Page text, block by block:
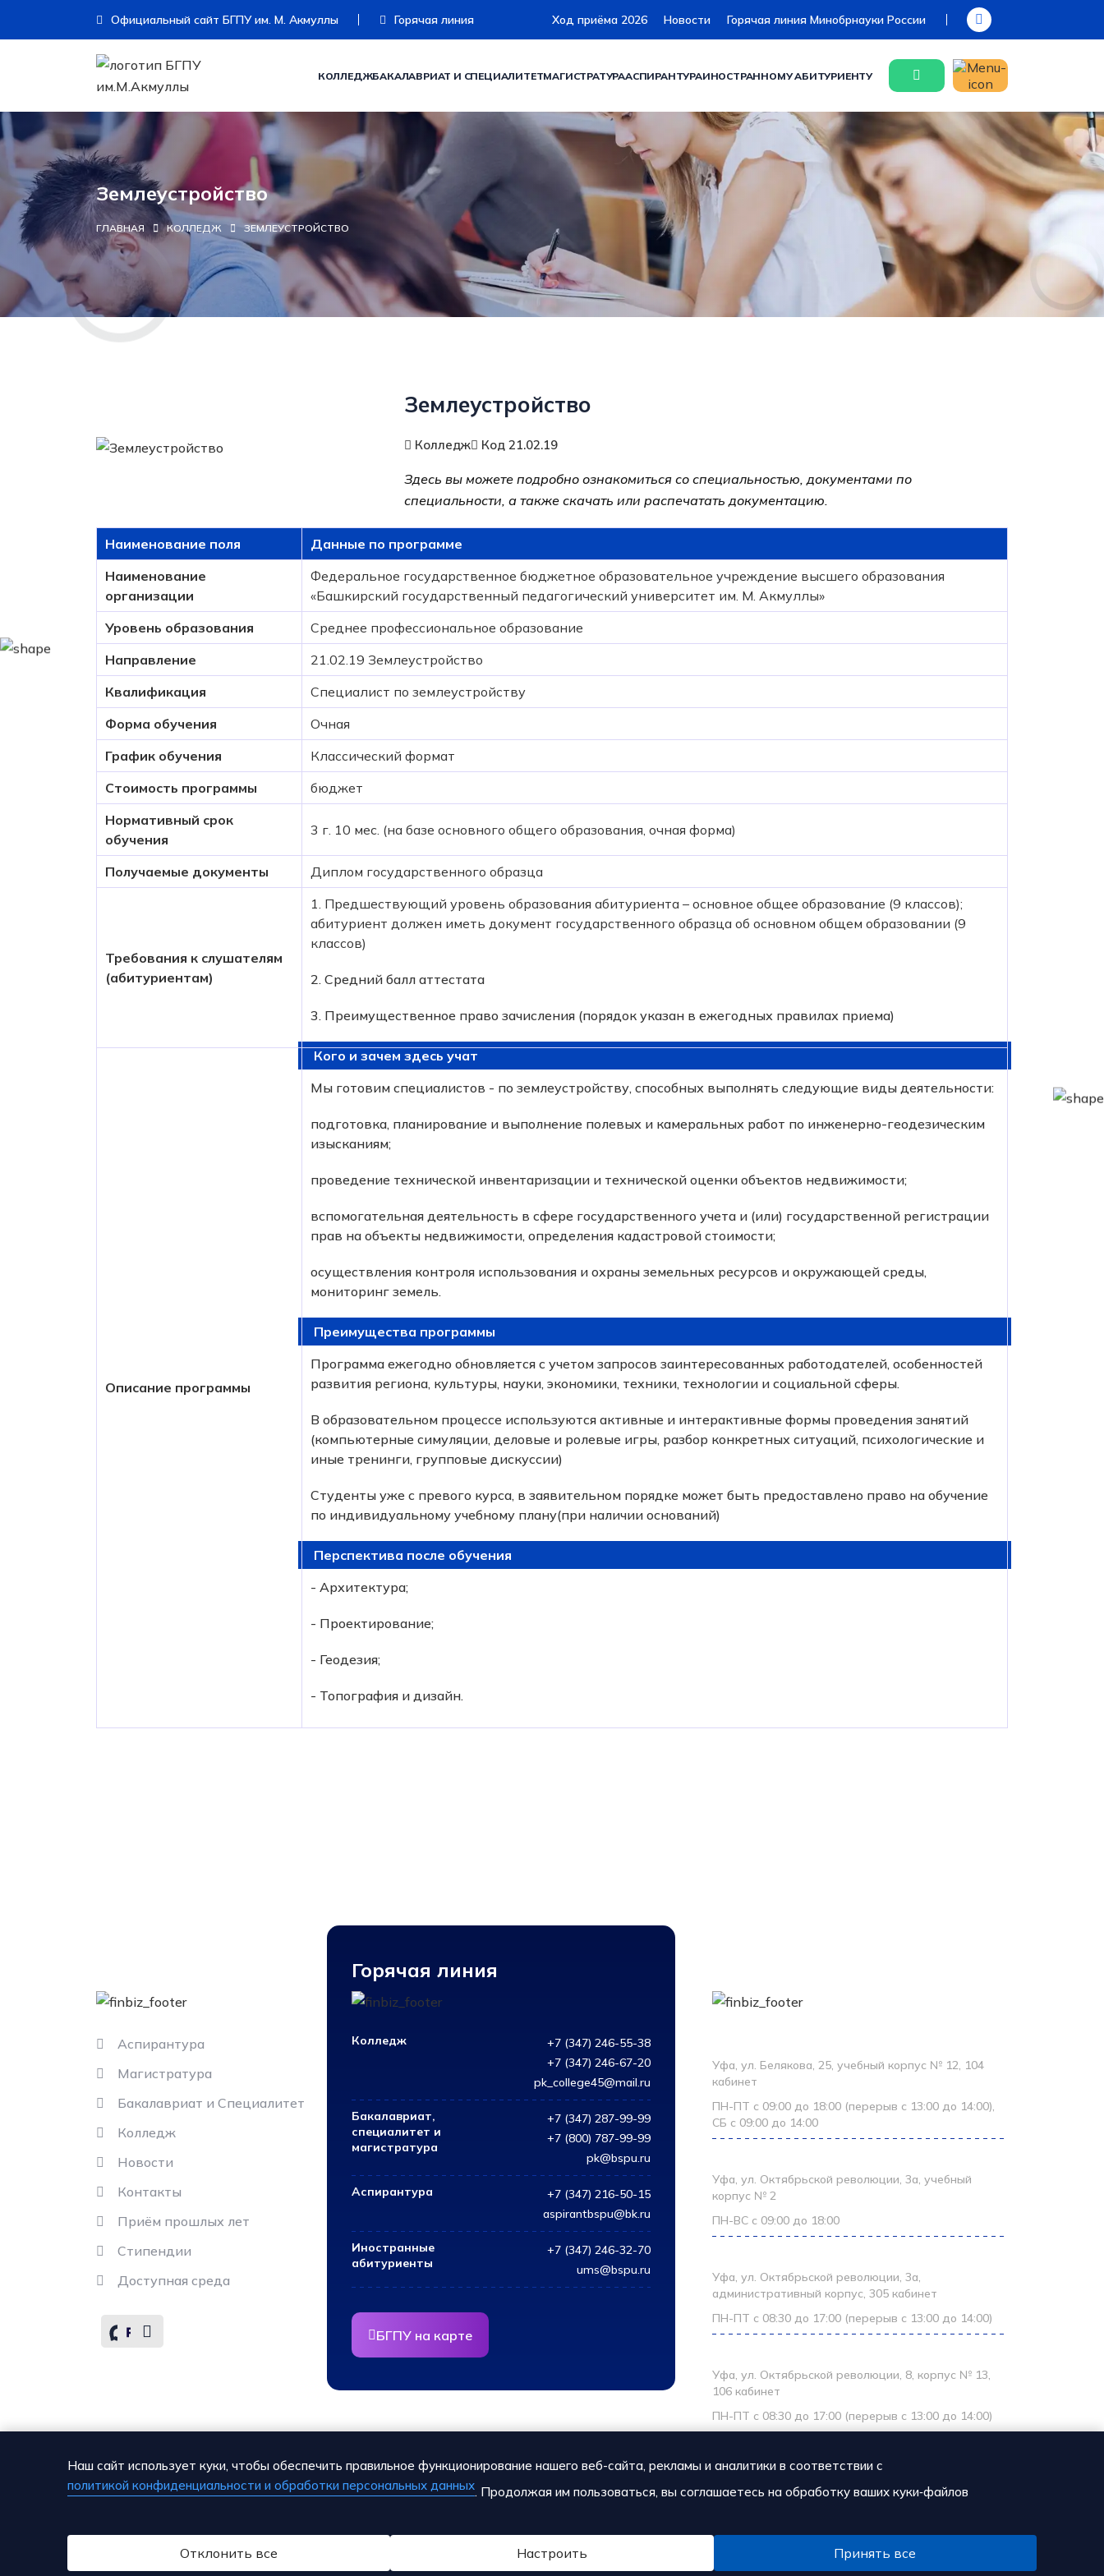
Официальный сайт БГПУ им. М. Акмуллы Горячая линия Ход приёма 2026 Новости Горячая линия Минобрнауки России
КОЛЛЕДЖБАКАЛАВРИАТ И СПЕЦИАЛИТЕТМАГИСТРАТУРААСПИРАНТУРАИНОСТРАННОМУ АБИТУРИЕНТУ
Землеустройство
ГЛАВНАЯ КОЛЛЕДЖ ЗЕМЛЕУСТРОЙСТВО
Землеустройство
Колледж Код 21.02.19
Здесь вы можете подробно ознакомиться со специальностью, документами по
специальности, а также скачать или распечатать документацию.
Наименование поля
Данные по программе
Наименование
организации
Федеральное государственное бюджетное образовательное учреждение высшего образования
«Башкирский государственный педагогический университет им. М. Акмуллы»
Уровень образования
Среднее профессиональное образование
Направление
21.02.19 Землеустройство
Квалификация
Специалист по землеустройству
Форма обучения
Очная
График обучения
Классический формат
Стоимость программы
бюджет
Нормативный срок
обучения
3 г. 10 мес. (на базе основного общего образования, очная форма)
Получаемые документы Диплом государственного образца
Требования к слушателям
(абитуриентам)
1. Предшествующий уровень образования абитуриента – основное общее образование (9 классов);
абитуриент должен иметь документ государственного образца об основном общем образовании (9
классов)
2. Средний балл аттестата
3. Преимущественное право зачисления (порядок указан в ежегодных правилах приема)
Описание программы
Кого и зачем здесь учат
Мы готовим специалистов - по землеустройству, способных выполнять следующие виды деятельности:
подготовка, планирование и выполнение полевых и камеральных работ по инженерно-геодезическим
изысканиям;
проведение технической инвентаризации и технической оценки объектов недвижимости;
вспомогательная деятельность в сфере государственного учета и (или) государственной регистрации
прав на объекты недвижимости, определения кадастровой стоимости;
осуществления контроля использования и охраны земельных ресурсов и окружающей среды,
мониторинг земель.
Преимущества программы
Программа ежегодно обновляется с учетом запросов заинтересованных работодателей, особенностей
развития региона, культуры, науки, экономики, техники, технологии и социальной сферы.
В образовательном процессе используются активные и интерактивные формы проведения занятий
(компьютерные симуляции, деловые и ролевые игры, разбор конкретных ситуаций, психологические и
иные тренинги, групповые дискуссии)
Студенты уже с превого курса, в заявительном порядке может быть предоставлено право на обучение
по индивидуальному учебному плану(при наличии оснований)
Перспектива после обучения
- Архитектура;
- Проектирование;
- Геодезия;
- Топография и дизайн.
Аспирантура
Магистратура
Бакалавриат и Специалитет
Колледж
Новости
Контакты
Приём прошлых лет
Стипендии
Доступная среда
Горячая линия
Колледж
+7 (347) 246-55-38
+7 (347) 246-67-20
pk_college45@mail.ru
Бакалавриат,
специалитет и
магистратура
+7 (347) 287-99-99
+7 (800) 787-99-99
pk@bspu.ru
Аспирантура
+7 (347) 216-50-15
aspirantbspu@bk.ru
Иностранные
абитуриенты
+7 (347) 246-32-70
ums@bspu.ru
БГПУ на карте
Уфа, ул. Белякова, 25, учебный корпус № 12, 104
кабинет
ПН-ПТ с 09:00 до 18:00 (перерыв с 13:00 до 14:00),
СБ с 09:00 до 14:00
Уфа, ул. Октябрьской революции, 3а, учебный
корпус № 2
ПН-ВС с 09:00 до 18:00
Уфа, ул. Октябрьской революции, 3а,
административный корпус, 305 кабинет
ПН-ПТ с 08:30 до 17:00 (перерыв с 13:00 до 14:00)
Уфа, ул. Октябрьской революции, 8, корпус № 13,
106 кабинет
ПН-ПТ с 08:30 до 17:00 (перерыв с 13:00 до 14:00)
Дизайн и создание сайта - Уфа Веб
Наш сайт использует куки, чтобы обеспечить правильное функционирование нашего веб-сайта, рекламы и аналитики в соответствии с
политикой конфиденциальности и обработки персональных данных. Продолжая им пользоваться, вы соглашаетесь на обработку ваших куки‑файлов
Отклонить все Настроить Принять все